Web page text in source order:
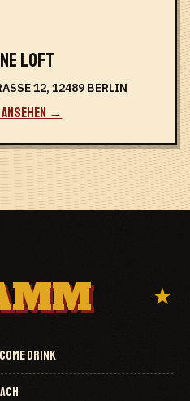
LOFT
12, 12489 BERLIN
ANSEHEN →
★
DRINK